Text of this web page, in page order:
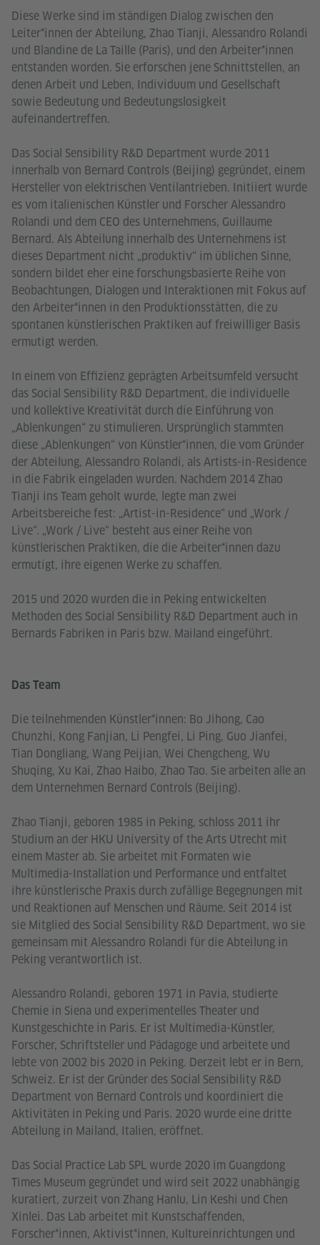
Diese Werke sind im ständigen Dialog zwischen den
Leiter*innen der Abteilung, Zhao Tianji, Alessandro Rolandi
und Blandine de La Taille (Paris), und den Arbeiter*innen
entstanden worden. Sie erforschen jene Schnittstellen, an
denen Arbeit und Leben, Individuum und Gesellschaft
sowie Bedeutung und Bedeutungslosigkeit
aufeinandertreffen.
Das Social Sensibility R&D Department wurde 2011
innerhalb von Bernard Controls (Beijing) gegründet, einem
Hersteller von elektrischen Ventilantrieben. Initiiert wurde
es vom italienischen Künstler und Forscher Alessandro
Rolandi und dem CEO des Unternehmens, Guillaume
Bernard. Als Abteilung innerhalb des Unternehmens ist
dieses Department nicht „produktiv“ im üblichen Sinne,
sondern bildet eher eine forschungsbasierte Reihe von
Beobachtungen, Dialogen und Interaktionen mit Fokus auf
den Arbeiter*innen in den Produktionsstätten, die zu
spontanen künstlerischen Praktiken auf freiwilliger Basis
ermutigt werden.
In einem von Effizienz geprägten Arbeitsumfeld versucht
das Social Sensibility R&D Department, die individuelle
und kollektive Kreativität durch die Einführung von
„Ablenkungen“ zu stimulieren. Ursprünglich stammten
diese „Ablenkungen“ von Künstler*innen, die vom Gründer
der Abteilung, Alessandro Rolandi, als Artists-in-Residence
in die Fabrik eingeladen wurden. Nachdem 2014 Zhao
Tianji ins Team geholt wurde, legte man zwei
Arbeitsbereiche fest: „Artist-in-Residence“ und „Work /
Live“. „Work / Live“ besteht aus einer Reihe von
künstlerischen Praktiken, die die Arbeiter*innen dazu
ermutigt, ihre eigenen Werke zu schaffen.
2015 und 2020 wurden die in Peking entwickelten
Methoden des Social Sensibility R&D Department auch in
Bernards Fabriken in Paris bzw. Mailand eingeführt.
Das Team
Die teilnehmenden Künstler*innen: Bo Jihong, Cao
Chunzhi, Kong Fanjian, Li Pengfei, Li Ping, Guo Jianfei,
Tian Dongliang, Wang Peijian, Wei Chengcheng, Wu
Shuqing, Xu Kai, Zhao Haibo, Zhao Tao. Sie arbeiten alle an
dem Unternehmen Bernard Controls (Beijing).
Zhao Tianji, geboren 1985 in Peking, schloss 2011 ihr
Studium an der HKU University of the Arts Utrecht mit
einem Master ab. Sie arbeitet mit Formaten wie
Multimedia-Installation und Performance und entfaltet
ihre künstlerische Praxis durch zufällige Begegnungen mit
und Reaktionen auf Menschen und Räume. Seit 2014 ist
sie Mitglied des Social Sensibility R&D Department, wo sie
gemeinsam mit Alessandro Rolandi für die Abteilung in
Peking verantwortlich ist.
Alessandro Rolandi, geboren 1971 in Pavia, studierte
Chemie in Siena und experimentelles Theater und
Kunstgeschichte in Paris. Er ist Multimedia-Künstler,
Forscher, Schriftsteller und Pädagoge und arbeitete und
lebte von 2002 bis 2020 in Peking. Derzeit lebt er in Bern,
Schweiz. Er ist der Gründer des Social Sensibility R&D
Department von Bernard Controls und koordiniert die
Aktivitäten in Peking und Paris. 2020 wurde eine dritte
Abteilung in Mailand, Italien, eröffnet.
Das Social Practice Lab SPL wurde 2020 im Guangdong
Times Museum gegründet und wird seit 2022 unabhängig
kuratiert, zurzeit von Zhang Hanlu, Lin Keshi und Chen
Xinlei. Das Lab arbeitet mit Kunstschaffenden,
Forscher*innen, Aktivist*innen, Kultureinrichtungen und